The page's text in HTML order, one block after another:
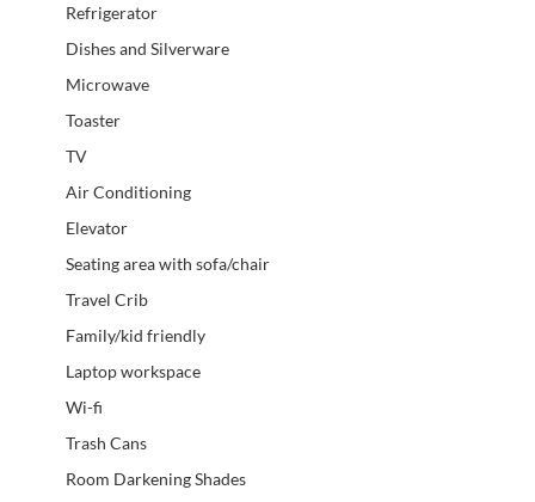
Refrigerator
Dishes and Silverware
Microwave
Toaster
TV
Air Conditioning
Elevator
Seating area with sofa/chair
Travel Crib
Family/kid friendly
Laptop workspace
Wi-fi
Trash Cans
Room Darkening Shades